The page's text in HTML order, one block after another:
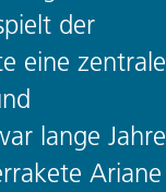
der
eine zentrale
lange Jahre
Ariane